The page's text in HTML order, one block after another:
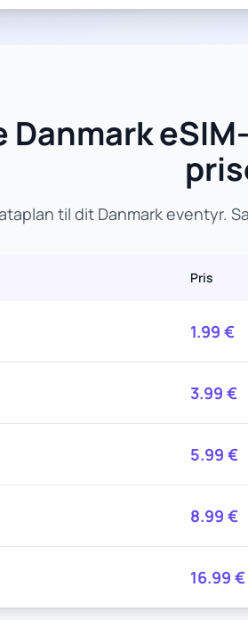
Danmark
til dit Danmark eventyr.
Pris
1.99 €
3.99 €
5.99 €
8.99 €
16.99 €